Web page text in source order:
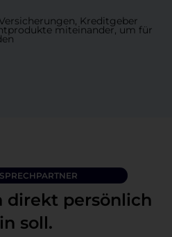
Kreditgeber
miteinander, um für
direkt persönlich
soll.